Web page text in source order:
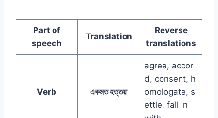
Part of
speech
Translation
Reverse
translations
Verb একমত হত্তয়া
agree, accor
d, consent, h
omologate, s
ettle, fall in